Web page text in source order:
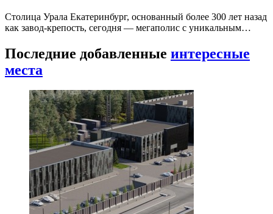
Столица Урала Екатеринбург, основанный более 300 лет назад
как завод-крепость, сегодня — мегаполис с уникальным…
Последние добавленные интересные
места